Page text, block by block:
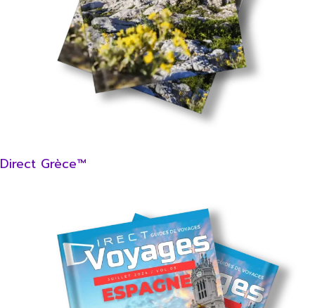
Direct Grèce™